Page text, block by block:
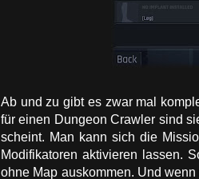
Ab und zu gibt es zwar mal
für einen Dungeon Crawler sind
scheint. Man kann sich die
Modifikatoren aktivieren lassen.
ohne Map auskommen. Und